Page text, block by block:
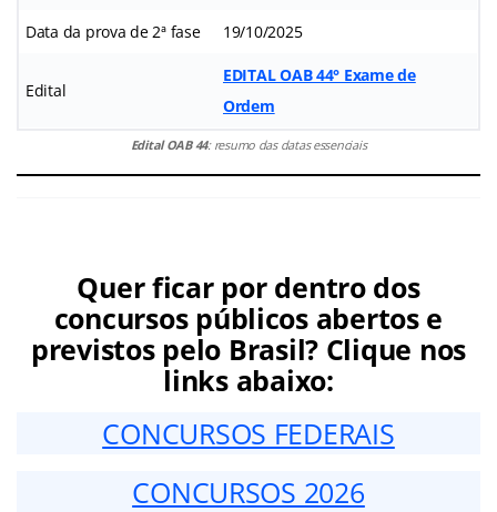
Data da prova de 2ª fase 19/10/2025
Edital
EDITAL OAB 44° Exame de
Ordem
Edital OAB 44: resumo das datas essenciais
Quer ficar por dentro dos
concursos públicos abertos e
previstos pelo Brasil? Clique nos
links abaixo:
CONCURSOS FEDERAIS
CONCURSOS 2026